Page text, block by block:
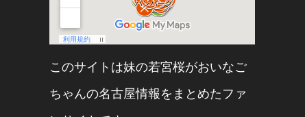
このサイトは妹の若宮桜がおいなご
ちゃんの名古屋情報をまとめたファ